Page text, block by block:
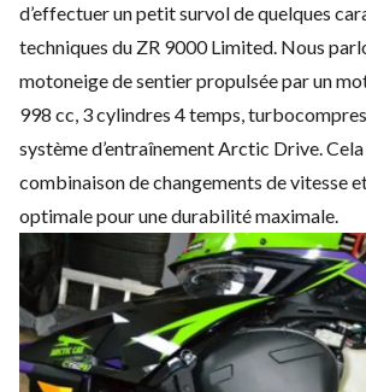
d’effectuer un petit survol de quelques
techniques du ZR 9000 Limited. Nous
motoneige de sentier propulsée par un
998 cc, 3 cylindres 4 temps,
système d’entraînement Arctic Drive.
combinaison de changements de vitesse
optimale pour une durabilité maximale.